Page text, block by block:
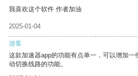
我喜欢这个软件 作者加油
2025-01-04
游客
这款加速器app的功能有点单一，可以增加一
动切换线路的功能。